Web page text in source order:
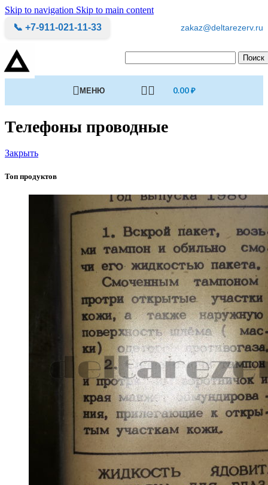
Skip to navigation Skip to main content
📞 +7-911-021-11-33
zakaz@deltarezerv.ru
Поиск
МЕНЮ 0.00₽
Телефоны проводные
Закрыть
Топ продуктов